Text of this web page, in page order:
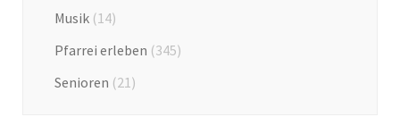
Musik (14)
Pfarrei erleben (345)
Senioren (21)